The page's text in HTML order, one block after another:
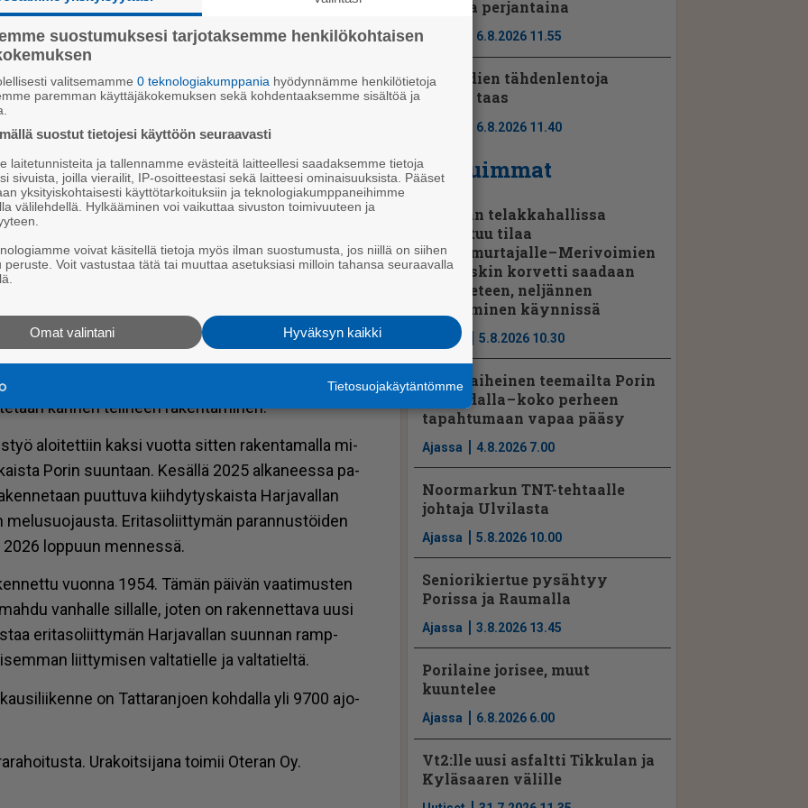
uusiminen – liikenne
Whatsapp
Tat­ta­ran­jo­en sil­lan uu­si­mis­työt. Työt al­koi­vat
ohit­ta­van va­ra­sil­lan ra­ken­ta­mi­sel­la. Va­ra­sil­ta
Sil­ta­pai­kal­la tu­lee voi­maan alen­net­tu
ai­heut­ta­van mer­kit­tä­vää hait­taa val­ta­tien lii­ken­
vai­kut­taa mat­ka-ai­koi­hin. Va­ra­sil­ta on käy­tös­sä
jäl­keen paa­lu­te­taan uu­den sil­lan tu­
kan­nen te­li­neen ra­ken­ta­mi­nen.
aloi­tet­tiin kak­si vuot­ta sit­ten ra­ken­ta­mal­la mi­
Po­rin suun­taan. Ke­säl­lä 2025 al­ka­nees­sa pa­
puut­tu­va kiih­dy­tys­kais­ta Har­ja­val­lan
me­lu­suo­jaus­ta. Eri­ta­so­liit­ty­män pa­ran­nus­töi­den
lop­puun men­nes­sä.
vuon­na 1954. Tä­män päi­vän vaa­ti­mus­ten
van­hal­le sil­lal­le, jo­ten on ra­ken­net­ta­va uu­si
eri­ta­so­liit­ty­män Har­ja­val­lan suun­nan ramp­
liit­ty­mi­sen val­ta­tiel­le ja val­ta­tiel­tä.
on Tat­ta­ran­jo­en koh­dal­la yli 9700 ajo­
Ura­koit­si­ja­na toi­mii Ote­ran Oy.
Porissa perjantaina
Ajassa 6.8.2026 11.55
Perseidien tähdenlentoja
näkyy taas
6.8.2026 11.40
Luetuimmat
Rauman telakkahallissa
vapautuu tilaa
jenkkimurtajalle – Merivoimien
kolmaskin korvetti saadaan
pian veteen, neljännen
kokoaminen käynnissä
Uutiset 5.8.2026 10.30
Hevosaiheinen teemailta Porin
raviradalla – koko perheen
tapahtumaan vapaa pääsy
Ajassa 4.8.2026 7.00
Noormarkun TNT-tehtaalle
johtaja Ulvilasta
Ajassa 5.8.2026 10.00
Seniorikiertue pysähtyy
Porissa ja Raumalla
Ajassa 3.8.2026 13.45
Porilaine jorisee, muut
kuuntelee
Ajassa 6.8.2026 6.00
Vt2:lle uusi asfaltti Tikkulan ja
Kyläsaaren välille
suostumuksesi tarjotaksemme henkilökohtaisen
valitsemamme 0 teknologiakumppania hyödynnämme henkilötietoja
paremman käyttäjäkokemuksen sekä kohdentaaksemme sisältöä ja
suostut tietojesi käyttöön seuraavasti
laitetunnisteita ja tallennamme evästeitä laitteellesi saadaksemme tietoja
sivuista, joilla vierailit, IP-osoitteestasi sekä laitteesi ominaisuuksista. Pääset
yksityiskohtaisesti käyttötarkoituksiin ja teknologiakumppaneihimme
välilehdellä. Hylkääminen voi vaikuttaa sivuston toimivuuteen ja
voivat käsitellä tietoja myös ilman suostumusta, jos niillä on siihen
peruste. Voit vastustaa tätä tai muuttaa asetuksiasi milloin tahansa seuraavalla
Hyväksyn kaikki
Omat valintani
Tietosuojakäytäntömme